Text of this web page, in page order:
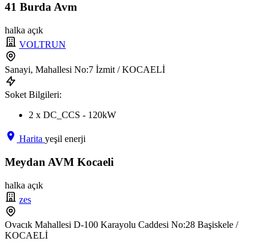
41 Burda Avm
halka açık
VOLTRUN
Sanayi, Mahallesi No:7 İzmit / KOCAELİ
Soket Bilgileri:
2 x DC_CCS - 120kW
Harita yeşil enerji
Meydan AVM Kocaeli
halka açık
zes
Ovacık Mahallesi D-100 Karayolu Caddesi No:28 Başiskele /
KOCAELİ